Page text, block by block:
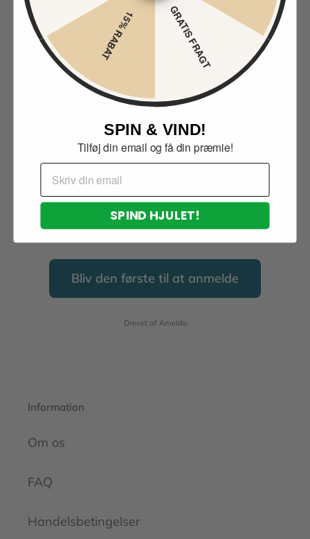
frisk og livlig stemning. Den stribede vase tilføjer en
moderne og stilfuld touch til det enkle, men
iøjnefaldende design. Perfekt til at bringe lidt solskin
og glæde ind i ethvert rum.
Kundeanmeldelser
Ingen anmeldelser endnu.
Del din oplevelse og hjælp andre med at vælge
rigtigt.
Bliv den første til at anmelde
Drevet af Ameldo
Information
Om os
FAQ
Handelsbetingelser
GRATIS FRAGT
15% RABAT
SPIN & VIND!
Tilføj din email og få din præmie!
Email
SPIND HJULET!